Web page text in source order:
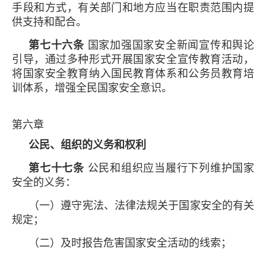
手段和方式，有关部门和地方应当在职责范围内提
供支持和配合。
第七十六条 国家加强国家安全新闻宣传和舆论
引导，通过多种形式开展国家安全宣传教育活动，
将国家安全教育纳入国民教育体系和公务员教育培
训体系，增强全民国家安全意识。
第六章
公民、组织的义务和权利
第七十七条 公民和组织应当履行下列维护国家
安全的义务：
（一）遵守宪法、法律法规关于国家安全的有关
规定；
（二）及时报告危害国家安全活动的线索；